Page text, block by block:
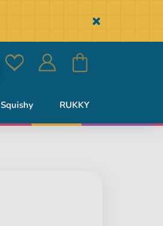
Skryť
ObľúbenéPrihlásiť Košík
Squishy RUKKY